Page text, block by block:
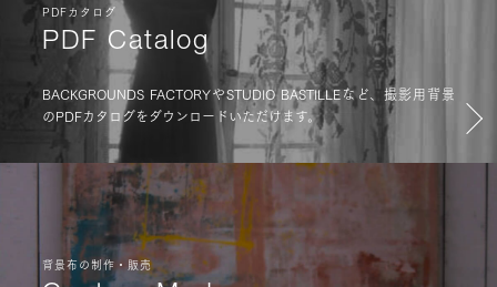
PDFカタログ
PDF Catalog
BACKGROUNDS FACTORYやSTUDIO BASTILLEなど、撮影用背景
のPDFカタログをダウンロードいただけます。
背景布の制作・販売